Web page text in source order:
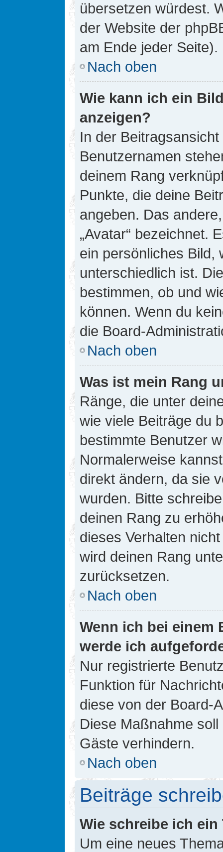
übersetzen würdest.
der Website der
am Ende jeder Seite).
Nach oben
Wie kann ich ein
anzeigen?
In der
Benutzernamen
deinem Rang
Punkte, die deine
angeben. Das
„Avatar“ bezeichnet.
ein persönliches Bild,
unterschiedlich ist.
bestimmen, ob und
können. Wenn du
die Board-
Nach oben
Was ist mein Rang
Ränge, die unter
wie viele Beiträge du
bestimmte Benutzer
Normalerweise
direkt ändern, da sie
wurden. Bitte
deinen Rang zu
dieses Verhalten
wird deinen Rang
zurücksetzen.
Nach oben
Wenn ich bei einem
werde ich
Nur registrierte
Funktion für
diese von der Board-
Diese Maßnahme
Gäste verhindern.
Nach oben
Beiträge
Wie schreibe ich ein
Um eine neues